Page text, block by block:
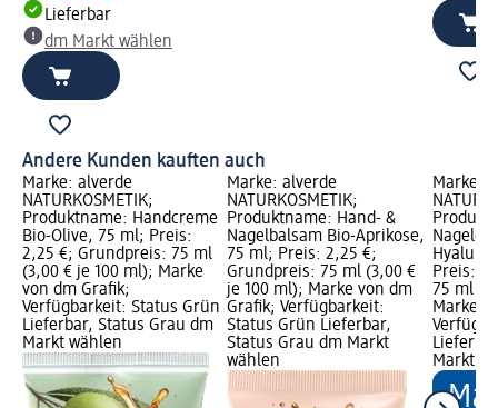
Lieferbar
dm Markt wählen
Andere Kunden kauften auch
Marke: alverde
NATURKOSMETIK;
Produktname: Handcreme
Bio-Olive, 75 ml; Preis:
2,25 €; Grundpreis: 75 ml
(3,00 € je 100 ml); Marke
von dm Grafik;
Verfügbarkeit: Status Grün
Lieferbar, Status Grau dm
Markt wählen
Marke: alverde
NATURKOSMETIK;
Produktname: Hand- &
Nagelbalsam Bio-Aprikose,
75 ml; Preis: 2,25 €;
Grundpreis: 75 ml (3,00 €
je 100 ml); Marke von dm
Grafik; Verfügbarkeit:
Status Grün Lieferbar,
Status Grau dm Markt
wählen
Marke:
Preis:
75 ml
Marke
Markt